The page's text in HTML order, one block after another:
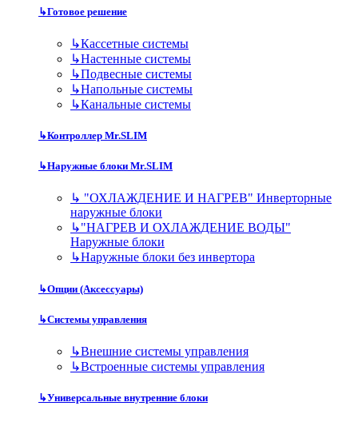
↳Готовое решение
↳Кассетные системы
↳Настенные системы
↳Подвесные системы
↳Напольные системы
↳Канальные системы
↳Контроллер Mr.SLIM
↳Наружные блоки Mr.SLIM
↳ "ОХЛАЖДЕНИЕ И НАГРЕВ" Инверторные
наружные блоки
↳"НАГРЕВ И ОХЛАЖДЕНИЕ ВОДЫ"
Наружные блоки
↳Наружные блоки без инвертора
↳Опции (Аксессуары)
↳Системы управления
↳Внешние системы управления
↳Встроенные системы управления
↳Универсальные внутренние блоки